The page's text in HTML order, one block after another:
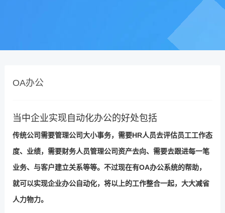
OA办公
当中企业实现 自动化办公的好处包括
传统公司需要管理公司大小事务，需要HR人员去评估员工工作态
度、业绩，需要财务人员管理公司资产去向、需要去跟进每一笔
业务、与客户建立关系等等。不过现在有OA办公系统的帮助，
就可以实现企业办公自动化，将以上的工作整合一起，大大减省
人力物力。